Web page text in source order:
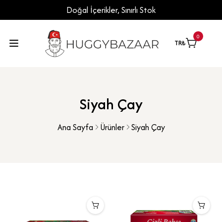
Doğal İçerikler, Sınırlı Stok
TR₺
0
Siyah Çay
Ana Sayfa Ürünler Siyah Çay